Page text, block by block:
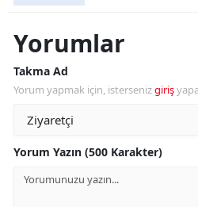
Yorumlar
Takma Ad
Yorum yapmak için, istersenizgiriş
Yorum Yazın (500 Karakter)